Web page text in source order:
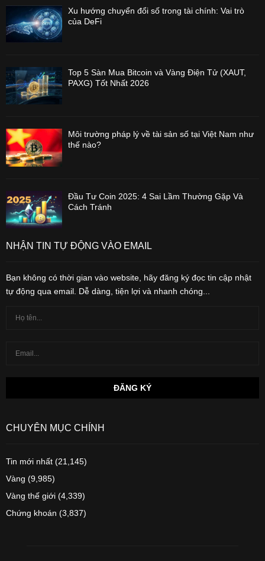
Xu hướng chuyển đổi số trong tài chính: Vai trò
của DeFi
Top 5 Sàn Mua Bitcoin và Vàng Điện Tử (XAUT,
PAXG) Tốt Nhất 2026
Môi trường pháp lý về tài sản số tại Việt Nam như
thế nào?
Đầu Tư Coin 2025: 4 Sai Lầm Thường Gặp Và
Cách Tránh
NHẬN TIN TỰ ĐỘNG VÀO EMAIL
Bạn không có thời gian vào website, hãy đăng ký đọc tin cập nhật
tự động qua email. Dễ dàng, tiện lợi và nhanh chóng...
CHUYÊN MỤC CHÍNH
Tin mới nhất (21,145)
Vàng (9,985)
Vàng thế giới (4,339)
Chứng khoán (3,837)